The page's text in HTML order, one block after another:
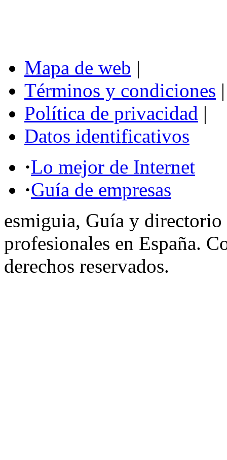
Mapa de web |
Términos y condiciones |
Política de privacidad |
Datos identificativos
·Lo mejor de Internet
·Guía de empresas
esmiguia, Guía y directorio
profesionales en España.
derechos reservados.